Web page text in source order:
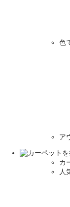
色
ア
カ
人